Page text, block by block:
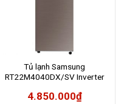
Tủ lạnh Samsung
RT22M4040DX/SV Inverter
4.850.000₫